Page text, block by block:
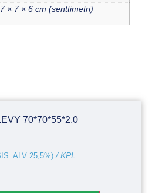
7 × 7 × 6 cm (senttimetri)
70*70*55*2,0
ALV 25,5%) / KPL